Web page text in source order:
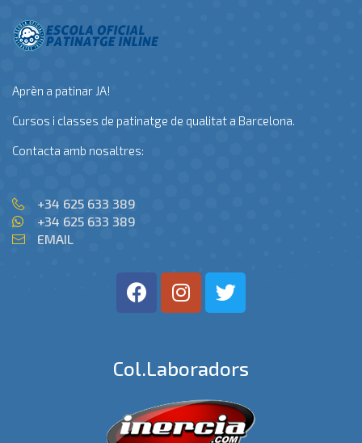
Aprèn a patinar JA!
Cursos i classes de patinatge de qualitat a Barcelona.
Contacta amb nosaltres:
+34 625 633 389
+34 625 633 389
EMAIL
Col.laboradors